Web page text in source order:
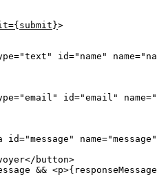
={ submit }>
="text " id=" name " name="
="email " id="email " name="
id="message " name="message "
</ button>
&& <p>{ responseMessage